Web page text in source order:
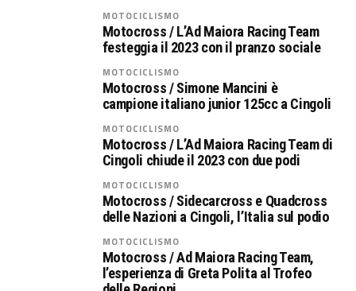
MOTOCICLISMO
Motocross / L’Ad Maiora Racing Team
festeggia il 2023 con il pranzo sociale
MOTOCICLISMO
Motocross / Simone Mancini è
campione italiano junior 125cc a Cingoli
MOTOCICLISMO
Motocross / L’Ad Maiora Racing Team di
Cingoli chiude il 2023 con due podi
MOTOCICLISMO
Motocross / Sidecarcross e Quadcross
delle Nazioni a Cingoli, l’Italia sul podio
MOTOCICLISMO
Motocross / Ad Maiora Racing Team,
l’esperienza di Greta Polita al Trofeo